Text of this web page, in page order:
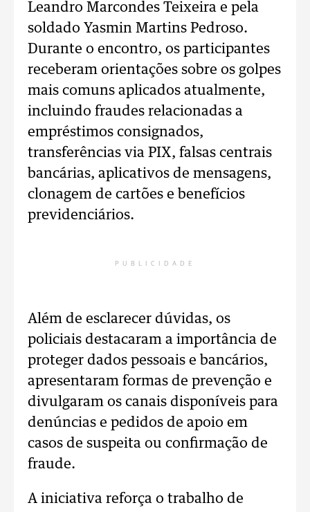
Leandro Marcondes Teixeira e pela
soldado Yasmin Martins Pedroso.
Durante o encontro, os participantes
receberam orientações sobre os golpes
mais comuns aplicados atualmente,
incluindo fraudes relacionadas a
empréstimos consignados,
transferências via PIX, falsas centrais
bancárias, aplicativos de mensagens,
clonagem de cartões e benefícios
previdenciários.
PUBLICIDADE
Além de esclarecer dúvidas, os
policiais destacaram a importância de
proteger dados pessoais e bancários,
apresentaram formas de prevenção e
divulgaram os canais disponíveis para
denúncias e pedidos de apoio em
casos de suspeita ou confirmação de
fraude.
A iniciativa reforça o trabalho de